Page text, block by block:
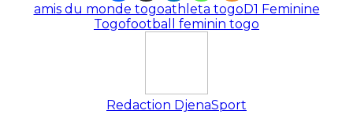
amis du monde togoathleta togoD1 Feminine
Togofootball feminin togo
Redaction DjenaSport